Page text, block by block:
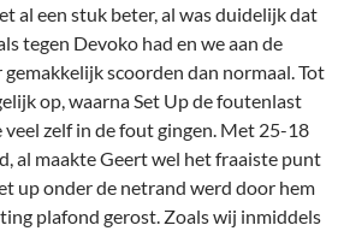
al een stuk beter, al was duidelijk dat
tegen Devoko had en we aan de
scoorden dan normaal. Tot
op, waarna Set Up de foutenlast
zelf in de fout gingen. Met 25-18
al maakte Geert wel het fraaiste punt
up onder de netrand werd door hem
plafond gerost. Zoals wij inmiddels